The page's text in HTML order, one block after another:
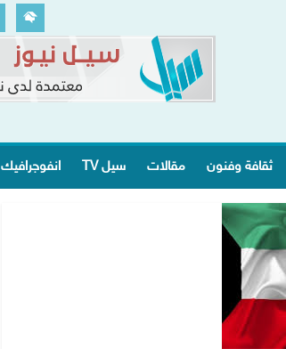
ثقافة وفنون مقالات سيل TV انفوجرافيك